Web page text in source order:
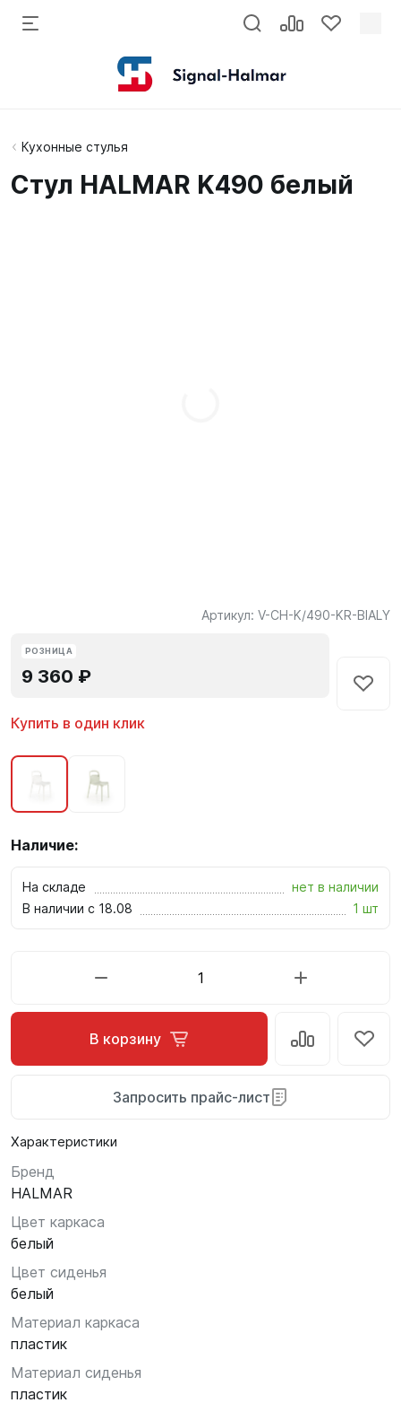
Кухонные стулья
Стул HALMAR K490 белый
Характеристики
Бренд
HALMAR
Цвет каркаса
белый
Цвет сиденья
белый
Материал каркаса
пластик
Материал сиденья
пластик
Артикул: V-CH-K/490-KR-BIALY
РОЗНИЦА
9 360 ₽
Купить в один клик
Наличие:
На складе
нет в наличии
В наличии с 18.08
1 шт
В корзину
Запросить прайс-лист